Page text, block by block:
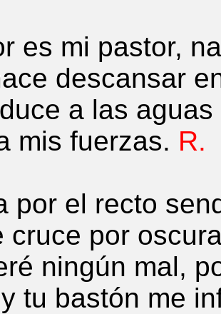
es mi pastor,
descansar
a las
mis fuerzas. R.
por el recto
cruce por
ningún mal,
tu bastón me